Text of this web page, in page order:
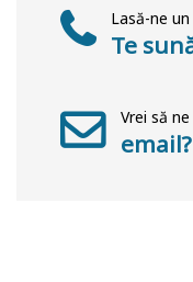
Lasă-ne
Te
Vrei să
email?